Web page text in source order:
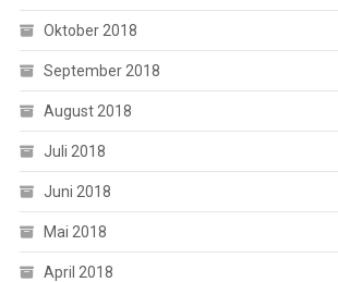
Oktober 2018
September 2018
August 2018
Juli 2018
Juni 2018
Mai 2018
April 2018